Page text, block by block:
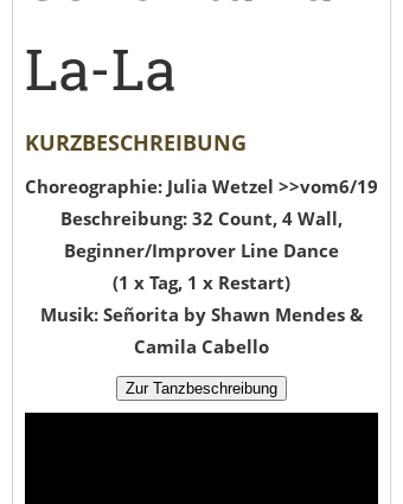
La-La
KURZBESCHREIBUNG
Choreographie: Julia Wetzel >>vom6/19
Beschreibung: 32 Count, 4 Wall,
Beginner/Improver Line Dance
(1 x Tag, 1 x Restart)
Musik: Señorita by Shawn Mendes &
Camila Cabello